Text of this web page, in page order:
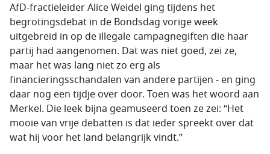
AfD-fractieleider Alice Weidel ging tijdens het
begrotingsdebat in de Bondsdag vorige week
uitgebreid in op de illegale campagnegiften die haar
partij had aangenomen. Dat was niet goed, zei ze,
maar het was lang niet zo erg als
financieringsschandalen van andere partijen - en ging
daar nog een tijdje over door. Toen was het woord aan
Merkel. Die leek bijna geamuseerd toen ze zei: “Het
mooie van vrije debatten is dat ieder spreekt over dat
wat hij voor het land belangrijk vindt.”